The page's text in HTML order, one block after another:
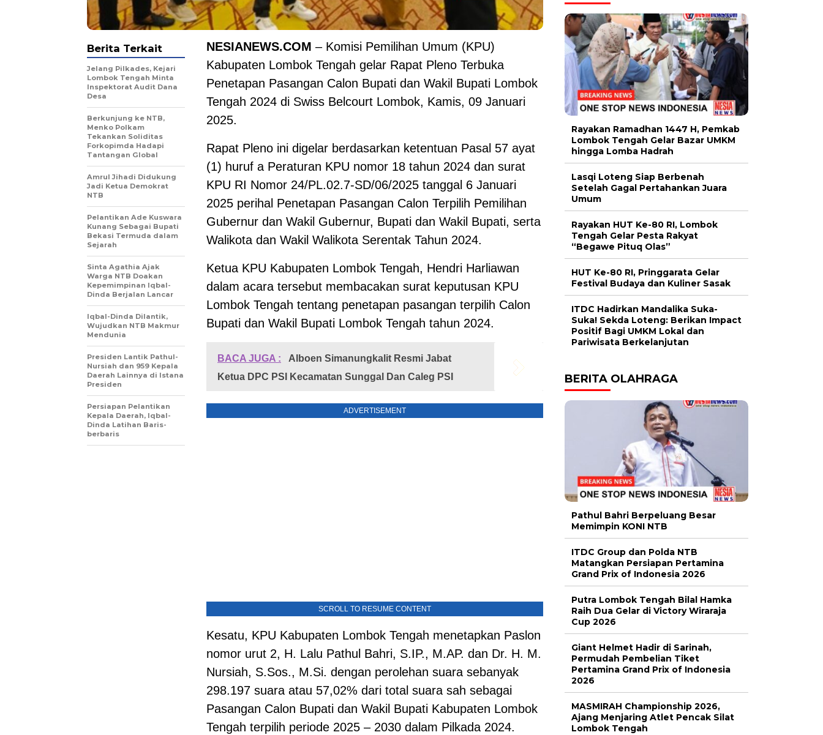
NESIANEWS.COM – Komisi Pemilihan Umum (KPU)
Kabupaten Lombok Tengah gelar Rapat Pleno Terbuka
Penetapan Pasangan Calon Bupati dan Wakil Bupati Lombok
Tengah 2024 di Swiss Belcourt Lombok, Kamis, 09 Januari
2025.
Rapat Pleno ini digelar berdasarkan ketentuan Pasal 57 ayat
(1) huruf a Peraturan KPU nomor 18 tahun 2024 dan surat
KPU RI Nomor 24/PL.02.7-SD/06/2025 tanggal 6 Januari
2025 perihal Penetapan Pasangan Calon Terpilih Pemilihan
Gubernur dan Wakil Gubernur, Bupati dan Wakil Bupati, serta
Walikota dan Wakil Walikota Serentak Tahun 2024.
Ketua KPU Kabupaten Lombok Tengah, Hendri Harliawan
dalam acara tersebut membacakan surat keputusan KPU
Lombok Tengah tentang penetapan pasangan terpilih Calon
Bupati dan Wakil Bupati Lombok Tengah tahun 2024.
BACA JUGA :
Alboen Simanungkalit Resmi Jabat
Ketua DPC PSI Kecamatan Sunggal Dan Caleg PSI
ADVERTISEMENT
SCROLL TO RESUME CONTENT
Kesatu, KPU Kabupaten Lombok Tengah menetapkan Paslon
nomor urut 2, H. Lalu Pathul Bahri, S.IP., M.AP. dan Dr. H. M.
Nursiah, S.Sos., M.Si. dengan perolehan suara sebanyak
298.197 suara atau 57,02% dari total suara sah sebagai
Pasangan Calon Bupati dan Wakil Bupati Kabupaten Lombok
Tengah terpilih periode 2025 – 2030 dalam Pilkada 2024.
Berita Terkait
Jelang Pilkades, Kejari
Lombok Tengah Minta
Inspektorat Audit Dana
Desa
Berkunjung ke NTB,
Menko Polkam
Tekankan Soliditas
Forkopimda Hadapi
Tantangan Global
Amrul Jihadi Didukung
Jadi Ketua Demokrat
NTB
Pelantikan Ade Kuswara
Kunang Sebagai Bupati
Bekasi Termuda dalam
Sejarah
Sinta Agathia Ajak
Warga NTB Doakan
Kepemimpinan Iqbal-
Dinda Berjalan Lancar
Iqbal-Dinda Dilantik,
Wujudkan NTB Makmur
Mendunia
Presiden Lantik Pathul-
Nursiah dan 959 Kepala
Daerah Lainnya di Istana
Presiden
Persiapan Pelantikan
Kepala Daerah, Iqbal-
Dinda Latihan Baris-
berbaris
Rayakan Ramadhan 1447 H, Pemkab
Lombok Tengah Gelar Bazar UMKM
hingga Lomba Hadrah
Lasqi Loteng Siap Berbenah
Setelah Gagal Pertahankan Juara
Umum
Rayakan HUT Ke-80 RI, Lombok
Tengah Gelar Pesta Rakyat
“Begawe Pituq Olas”
HUT Ke-80 RI, Pringgarata Gelar
Festival Budaya dan Kuliner Sasak
ITDC Hadirkan Mandalika Suka-
Suka! Sekda Loteng: Berikan Impact
Positif Bagi UMKM Lokal dan
Pariwisata Berkelanjutan
BERITA OLAHRAGA
Pathul Bahri Berpeluang Besar
Memimpin KONI NTB
ITDC Group dan Polda NTB
Matangkan Persiapan Pertamina
Grand Prix of Indonesia 2026
Putra Lombok Tengah Bilal Hamka
Raih Dua Gelar di Victory Wiraraja
Cup 2026
Giant Helmet Hadir di Sarinah,
Permudah Pembelian Tiket
Pertamina Grand Prix of Indonesia
2026
MASMIRAH Championship 2026,
Ajang Menjaring Atlet Pencak Silat
Lombok Tengah